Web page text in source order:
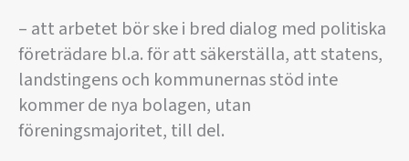
– att arbetet bör ske i bred dialog med politiska
företrädare bl.a. för att säkerställa, att statens,
landstingens och kommunernas stöd inte
kommer de nya bolagen, utan
föreningsmajoritet, till del.